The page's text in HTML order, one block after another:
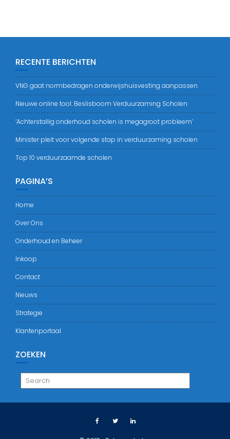
RECENTE BERICHTEN
VNG gaat normbedragen onderwijshuisvesting aanpassen
Nieuwe online tool: Beslisboom Verduurzaming Scholen
‘Achterstallig onderhoud scholen is megagroot probleem’
Minister pleit voor volgende stap in verduurzaming scholen
Top 10 verduurzaamde scholen
PAGINA’S
Home
Over Ons
Onderhoud en Beheer
Inkoop
Contact
Nieuws
Strategie
Klantenportaal
ZOEKEN